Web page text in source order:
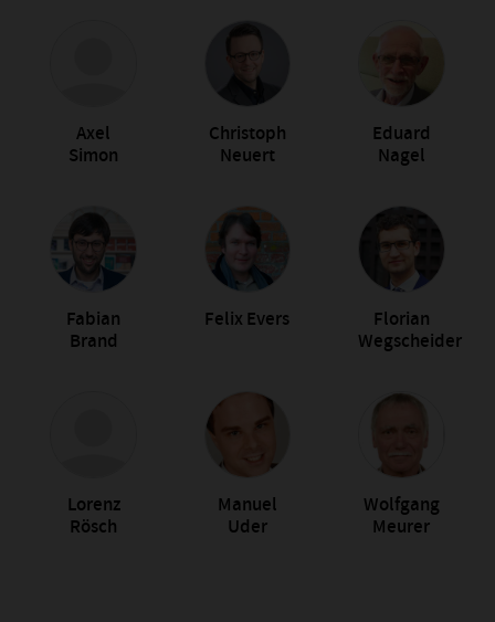
Axel
Simon
Christoph
Neuert
Eduard
Nagel
Fabian
Brand
Felix Evers
Florian
Wegscheider
Lorenz
Rösch
Manuel
Uder
Wolfgang
Meurer